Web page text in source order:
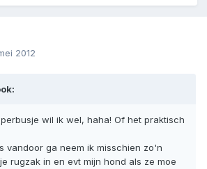
2012
wil ik wel, haha! Of het praktisch
vandoor ga neem ik misschien zo'n
rugzak in en evt mijn hond als ze moe